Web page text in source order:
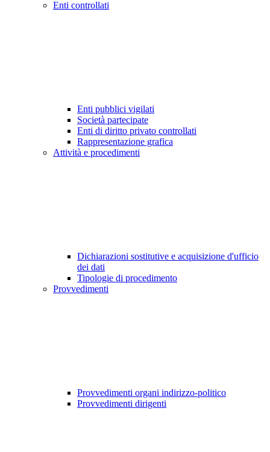
Enti controllati
Enti pubblici vigilati
Società partecipate
Enti di diritto privato controllati
Rappresentazione grafica
Attività e procedimenti
Dichiarazioni sostitutive e acquisizione d'ufficio
dei dati
Tipologie di procedimento
Provvedimenti
Provvedimenti organi indirizzo-politico
Provvedimenti dirigenti